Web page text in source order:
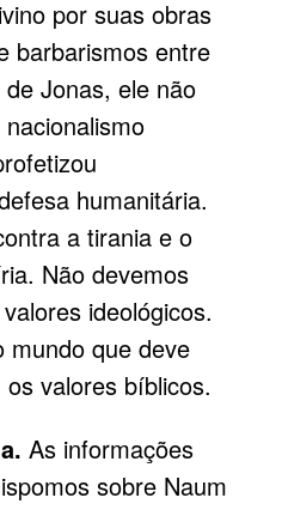
por suas obras
barbarismos entre
Jonas, ele não
humanitária.
a tirania e o
Não devemos
ideológicos.
mundo que deve
valores bíblicos.
As informações
sobre Naum